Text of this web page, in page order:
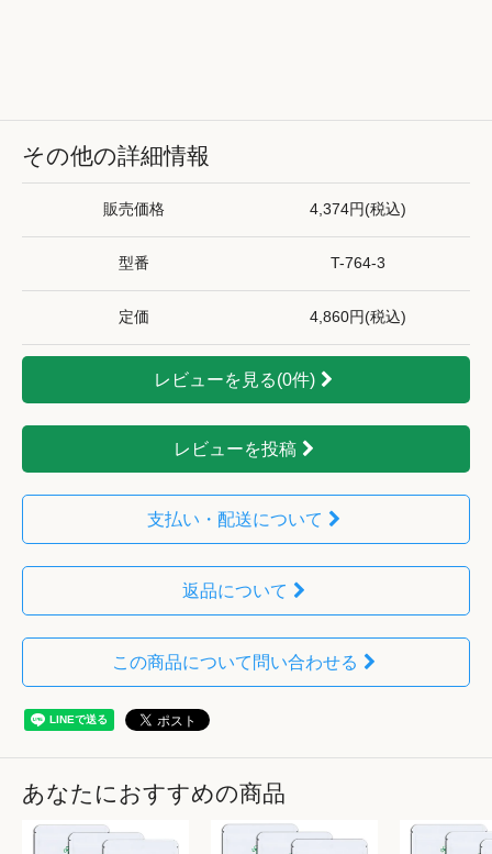
その他の詳細情報
販売価格 4,374円(税込)
型番 T-764-3
定価 4,860円(税込)
レビューを見る(0件)
レビューを投稿
支払い・配送について
返品について
この商品について問い合わせる
あなたにおすすめの商品